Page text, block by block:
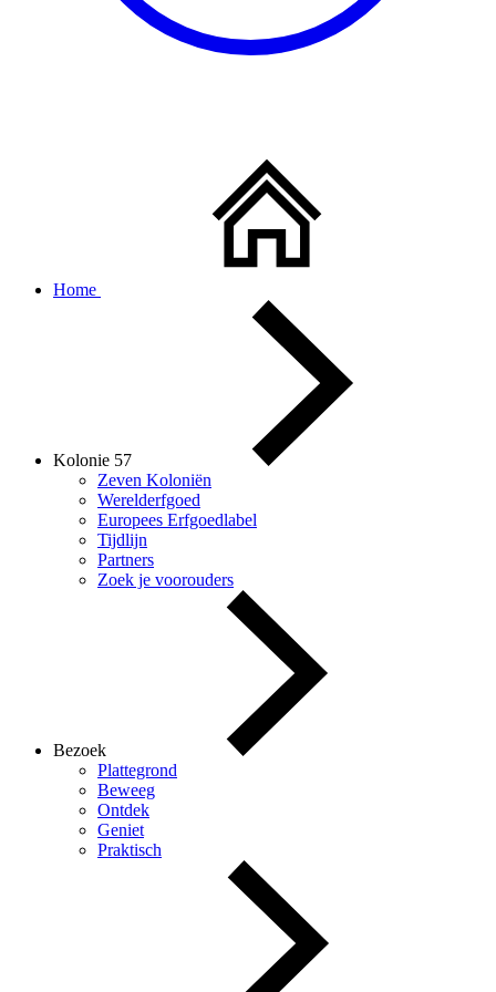
Home
Kolonie 57
Zeven Koloniën
Werelderfgoed
Europees Erfgoedlabel
Tijdlijn
Partners
Zoek je voorouders
Bezoek
Plattegrond
Beweeg
Ontdek
Geniet
Praktisch